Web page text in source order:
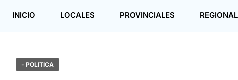
INICIO LOCALES PROVINCIALES
- POLITICA